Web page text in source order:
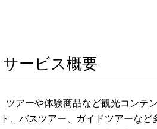
サービス概要
アーや体験商品など観光コンテ
、バスツアー、ガイドツアーなど